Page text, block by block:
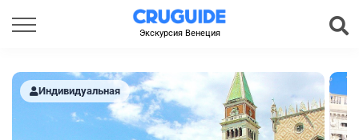
Экскурсия Венеция
Индивидуальная